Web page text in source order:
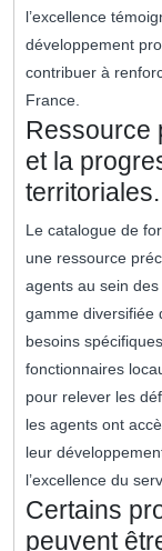
l’excellence
développement
contribuer à
France.
Ressource
et la
territoriales.
Le catalogue de
une ressource
agents au sein
gamme diversifiée
besoins
fonctionnaires
pour relever les
les agents ont
leur
l’excellence du
Certains
peuvent